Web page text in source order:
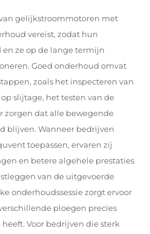
gelijkstroommotoren met
vereist, zodat hun
ze op de lange termijn
Goed onderhoud omvat
zoals het inspecteren van
slijtage, het testen van de
zorgen dat alle bewegende
blijven. Wanneer bedrijven
toepassen, ervaren zij
en betere algehele prestaties
van de uitgevoerde
onderhoudssessie zorgt ervoor
ploegen precies
Voor bedrijven die sterk